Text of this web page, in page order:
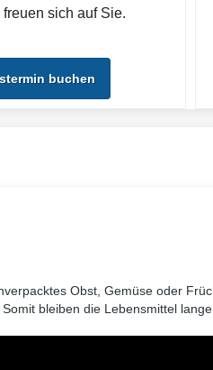
sich auf Sie.
buchen
Obst, Gemüse oder
bleiben die Lebensmittel lange